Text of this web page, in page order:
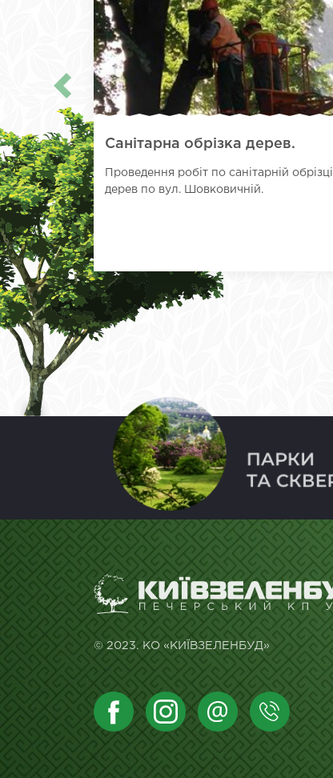
Санітарна обрізка дерев.
Проведення робіт по санітарній обрізці
дерев по вул. Шовковичній.
© 2023. КО «КИЇВЗЕЛЕНБУД»